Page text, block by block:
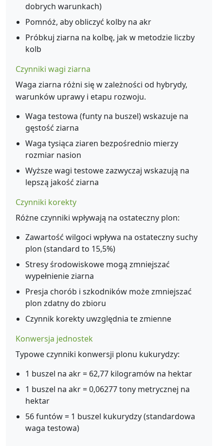
dobrych warunkach)
Pomnóż, aby obliczyć kolby na akr
Próbkuj ziarna na kolbę, jak w metodzie liczby
kolb
Czynniki wagi ziarna
Waga ziarna różni się w zależności od hybrydy,
warunków uprawy i etapu rozwoju.
Waga testowa (funty na buszel) wskazuje na
gęstość ziarna
Waga tysiąca ziaren bezpośrednio mierzy
rozmiar nasion
Wyższe wagi testowe zazwyczaj wskazują na
lepszą jakość ziarna
Czynniki korekty
Różne czynniki wpływają na ostateczny plon:
Zawartość wilgoci wpływa na ostateczny suchy
plon (standard to 15,5%)
Stresy środowiskowe mogą zmniejszać
wypełnienie ziarna
Presja chorób i szkodników może zmniejszać
plon zdatny do zbioru
Czynnik korekty uwzględnia te zmienne
Konwersja jednostek
Typowe czynniki konwersji plonu kukurydzy:
1 buszel na akr = 62,77 kilogramów na hektar
1 buszel na akr = 0,06277 tony metrycznej na
hektar
56 funtów = 1 buszel kukurydzy (standardowa
waga testowa)